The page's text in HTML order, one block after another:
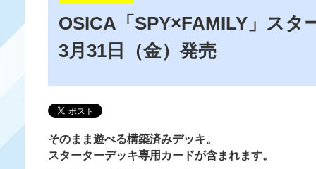
OSICA「SPY×FAMILY」スタ
3月31日（金）発売
そのまま遊べる構築済みデッキ。
スターターデッキ専用カードが含まれます。